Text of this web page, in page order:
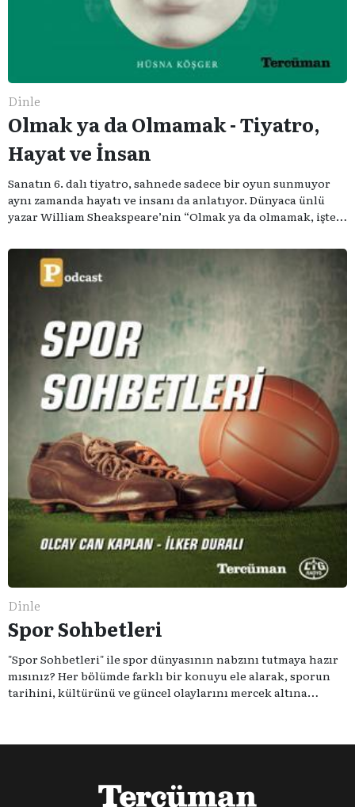
Dinle
Olmak ya da Olmamak - Tiyatro,
Hayat ve İnsan
Sanatın 6. dalı tiyatro, sahnede sadece bir oyun sunmuyor
aynı zamanda hayatı ve insanı da anlatıyor. Dünyaca ünlü
yazar William Sheakspeare’nin “Olmak ya da olmamak, işte
serimizde; tiyatroyu, alanının uzman isimleriyle
konuşuyoruz..
Dinle
Spor Sohbetleri
"Spor Sohbetleri" ile spor dünyasının nabzını tutmaya hazır
mısınız? Her bölümde farklı bir konuyu ele alarak, sporun
tarihini, kültürünü ve güncel olaylarını mercek altına
olmadığına inananlardansanız "Spor Sohbetleri" tam size